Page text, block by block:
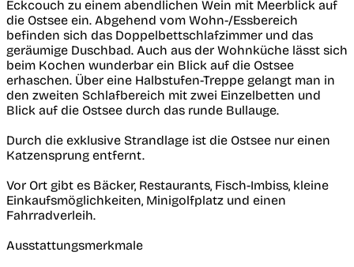
Eckcouch zu einem abendlichen Wein mit Meerblick auf
die Ostsee ein. Abgehend vom Wohn-/Essbereich
befinden sich das Doppelbettschlafzimmer und das
geräumige Duschbad. Auch aus der Wohnküche lässt sich
beim Kochen wunderbar ein Blick auf die Ostsee
erhaschen. Über eine Halbstufen-Treppe gelangt man in
den zweiten Schlafbereich mit zwei Einzelbetten und
Blick auf die Ostsee durch das runde Bullauge.
Durch die exklusive Strandlage ist die Ostsee nur einen
Katzensprung entfernt.
Vor Ort gibt es Bäcker, Restaurants, Fisch-Imbiss, kleine
Einkaufsmöglichkeiten, Minigolfplatz und einen
Fahrradverleih.
Ausstattungsmerkmale